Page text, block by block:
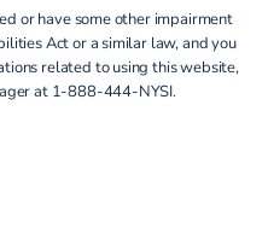
or have some other impairment
Act or a similar law, and you
related to using this website,
at 1-888-444-NYSI.